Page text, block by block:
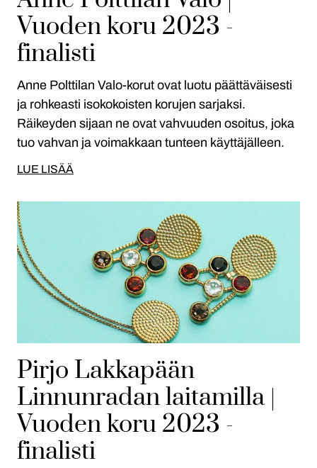
Vuoden koru 2023 -
finalisti
Anne Polttilan Valo-korut ovat luotu päättäväisesti
ja rohkeasti isokokoisten korujen sarjaksi.
Räikeyden sijaan ne ovat vahvuuden osoitus, joka
tuo vahvan ja voimakkaan tunteen käyttäjälleen.
LUE LISÄÄ
Pirjo Lakkapään
Linnunradan laitamilla |
Vuoden koru 2023 -
finalisti